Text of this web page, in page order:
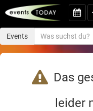
Events
Das
leider